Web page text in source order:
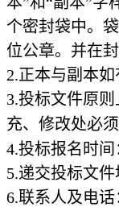
个密封袋中。
位公章。并在
2.正本与副本如
3.投标文件原
充、修改处必
4.投标报名时间
5.递交投标文件
6.联系人及电话